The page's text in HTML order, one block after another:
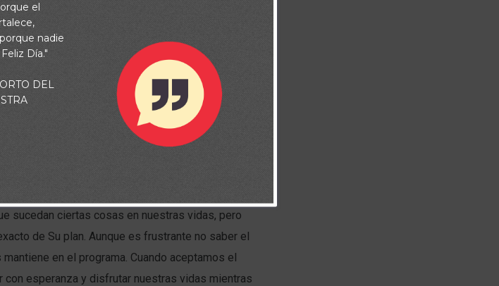
sucedan ciertas cosas en nuestras vidas, pero
de Su plan. Aunque es frustrante no saber el
en el programa. Cuando aceptamos el
esperanza y disfrutar nuestras vidas mientras
el
nadie
Día."
DEL